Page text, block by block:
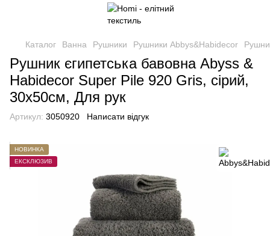
Каталог Ванна Рушники Рушники Abbys&Habidecor
Рушник єгипетська бавовна Abyss &
Habidecor Super Pile 920 Gris, сірий,
30х50см, Для рук
Артикул: 3050920 Написати відгук
НОВИНКА
ЕКСКЛЮЗИВ